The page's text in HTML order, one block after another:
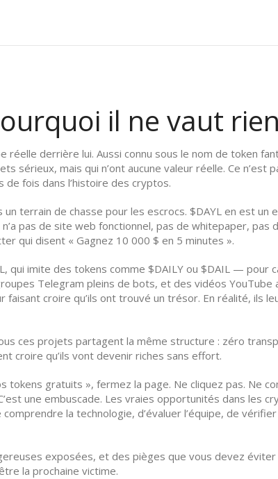
il ne vaut rien
réelle derrière lui. Aussi connu sous le nom de token
sérieux, mais qui n’ont aucune valeur réelle. Ce n’est
de fois dans l’histoire des cryptos.
un terrain de chasse pour les escrocs. $DAYL en est un
pas de site web fonctionnel, pas de whitepaper, pas
qui disent « Gagnez 10 000 $ en 5 minutes ».
qui imite des tokens comme $DAILY ou $DAIL — pour
Telegram pleins de bots, et des vidéos YouTube
croire qu’ils ont trouvé un trésor. En réalité, ils
ces projets partagent la même structure : zéro
croire qu’ils vont devenir riches sans effort.
tokens gratuits », fermez la page. Ne cliquez pas. Ne
une embuscade. Les vraies opportunités dans les
la technologie, d’évaluer l’équipe, de
exposées, et des pièges que vous devez
la prochaine victime.